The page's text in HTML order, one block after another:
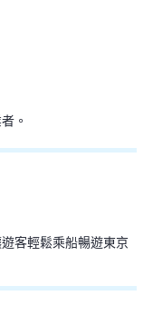
。
客輕鬆乘船暢遊東京